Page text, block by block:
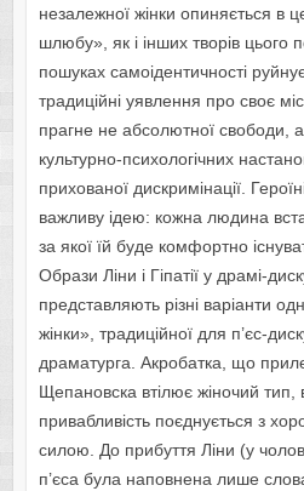
незалежної жінки опиняється в
шлюбу», як і інших творів цього
пошуках самоідентичності
традиційні уявлення про своє
прагне не абсолютної свободи,
культурно-психологічних
прихованої дискримінації.
важливу ідею: кожна людина
за якої їй буде комфортно
Образи Ліни і Гіпатії у драмі-
представляють різні варіанти
жінки», традиційної для п’єс-
драматурга. Акробатка, що
Щепановска втілює жіночий тип,
привабливість поєднується з
силою. До прибуття Ліни (у
п’єса була наповнена лише